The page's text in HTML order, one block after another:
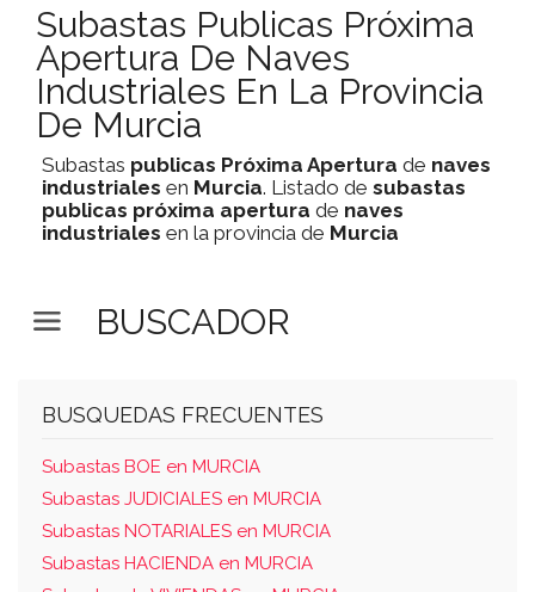
Subastas Publicas Próxima
Apertura De Naves
Industriales En La Provincia
De Murcia
Subastas publicas Próxima Apertura de naves
industriales en Murcia. Listado de subastas
publicas próxima apertura de naves
industriales en la provincia de Murcia
BUSCADOR
BUSQUEDAS FRECUENTES
Subastas BOE en MURCIA
Subastas JUDICIALES en MURCIA
Subastas NOTARIALES en MURCIA
Subastas HACIENDA en MURCIA